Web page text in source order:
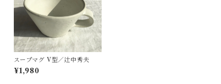
スープマグ V型／辻中秀夫
¥1,980